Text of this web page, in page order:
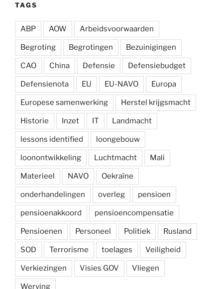
TAGS
ABP AOW Arbeidsvoorwaarden
Begroting Begrotingen Bezuinigingen
CAO China Defensie Defensiebudget
Defensienota EU EU-NAVO Europa
Europese samenwerking Herstel krijgsmacht
Historie Inzet IT Landmacht
lessons identified loongebouw
loonontwikkeling Luchtmacht Mali
Materieel NAVO Oekraïne
onderhandelingen overleg pensioen
pensioenakkoord pensioencompensatie
Pensioenen Personeel Politiek Rusland
SOD Terrorisme toelages Veiligheid
Verkiezingen Visies GOV Vliegen
Werving